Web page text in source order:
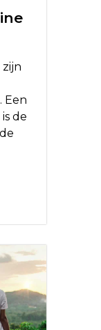
Een
de